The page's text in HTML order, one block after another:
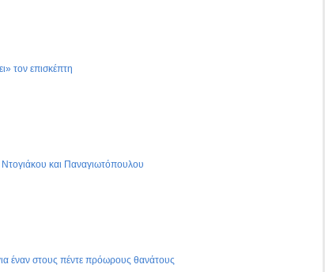
τον επισκέπτη
και Παναγιωτόπουλου
έναν στους πέντε πρόωρους θανάτους